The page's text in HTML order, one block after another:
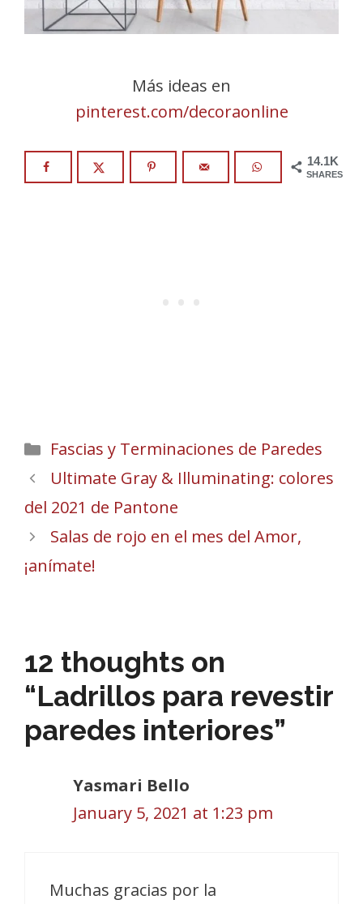
Más ideas en
pinterest.com/decoraonline
14.1K
SHARES
Categories
Fascias y Terminaciones de Paredes
Ultimate Gray & Illuminating: colores
del 2021 de Pantone
Salas de rojo en el mes del Amor,
¡anímate!
12 thoughts on
“Ladrillos para revestir
paredes interiores”
Yasmari Bello
January 5, 2021 at 1:23 pm
Muchas gracias por la